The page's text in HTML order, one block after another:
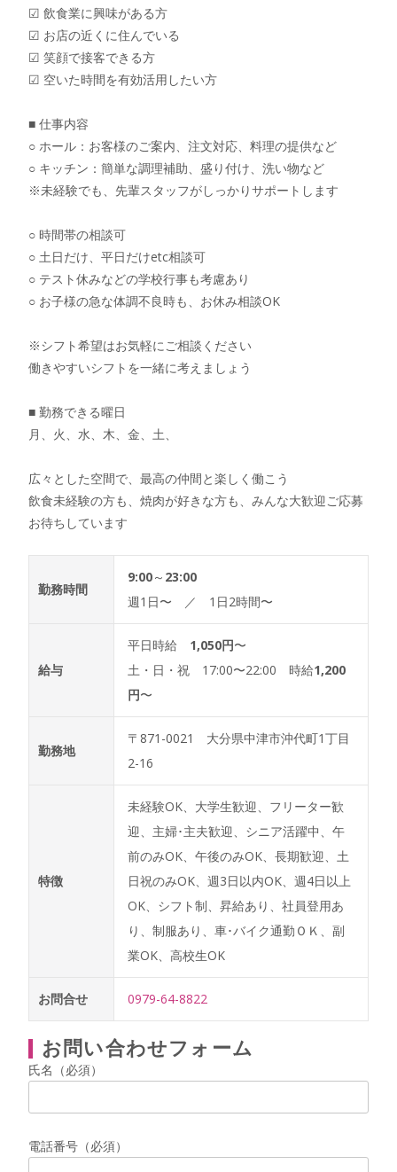
☑︎ 飲食業に興味がある方
☑︎ お店の近くに住んでいる
☑︎ 笑顔で接客できる方
☑︎ 空いた時間を有効活用したい方
■ 仕事内容
○ ホール：お客様のご案内、注文対応、料理の提供など
○ キッチン：簡単な調理補助、盛り付け、洗い物など
※未経験でも、先輩スタッフがしっかりサポートします
○ 時間帯の相談可
○ 土日だけ、平日だけetc相談可
○ テスト休みなどの学校行事も考慮あり
○ お子様の急な体調不良時も、お休み相談OK
※シフト希望はお気軽にご相談ください
働きやすいシフトを一緒に考えましょう
■ 勤務できる曜日
月、火、水、木、金、土、
広々とした空間で、最高の仲間と楽しく働こう
飲食未経験の方も、焼肉が好きな方も、みんな大歓迎ご応募
お待ちしています
勤務時間
9:00～ 23:00
週1日〜 ／ 1日2時間〜
給与
平日時給 1,050円〜
土・日・祝 17:00〜22:00 時給1,200
円〜
勤務地
〒871-0021 大分県中津市沖代町1丁目
2-16
特徴
未経験OK、大学生歓迎、フリーター歓
迎、主婦･主夫歓迎、シニア活躍中、午
前のみOK、午後のみOK、長期歓迎、土
日祝のみOK、週3日以内OK、週4日以上
OK、シフト制、昇給あり、社員登用あ
り、制服あり、車･バイク通勤ＯＫ、副
業OK、高校生OK
お問合せ 0979-64-8822
お問い合わせフォーム
氏名（必須）
電話番号（必須）